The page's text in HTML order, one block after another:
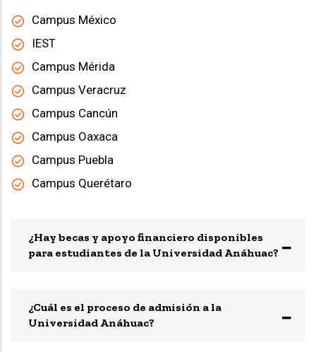
Campus México
IEST
Campus Mérida
Campus Veracruz
Campus Cancún
Campus Oaxaca
Campus Puebla
Campus Querétaro
¿Hay becas y apoyo financiero disponibles
para estudiantes de la Universidad Anáhuac?
¿Cuál es el proceso de admisión a la
Universidad Anáhuac?